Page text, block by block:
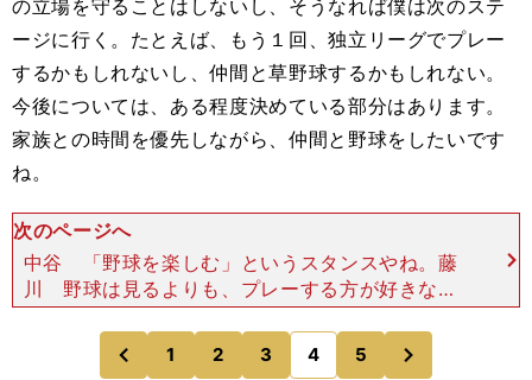
の立場を守ることはしないし、そうなれば僕は次のステ
ージに行く。たとえば、もう１回、独立リーグでプレー
するかもしれないし、仲間と草野球するかもしれない。
今後については、ある程度決めている部分はあります。
家族との時間を優先しながら、仲間と野球をしたいです
ね。
次のページへ
中谷 「野球を楽しむ」というスタンスやね。藤
川 野球は見るよりも、プレーする方が好きなの
で。そろそろ野手をしたいですね（笑）。そういう
意味では、野球を楽しむというのが、僕の人生なの
かなと。「球児」
前
のページへ
1 2 3 4 5
のページへ